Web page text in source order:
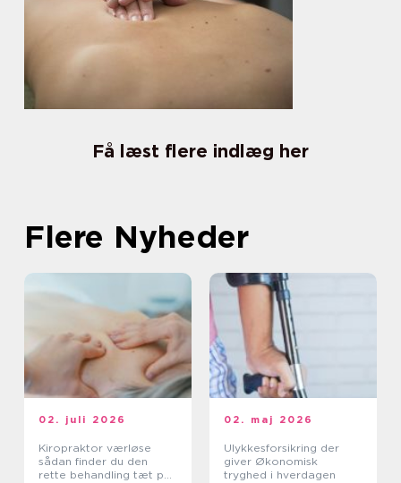
Få læst flere indlæg her
Flere Nyheder
02. juli 2026
Kiropraktor værløse
sådan finder du den
rette behandling tæt på
02. maj 2026
Ulykkesforsikring der
giver Økonomisk
tryghed i hverdagen